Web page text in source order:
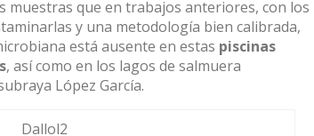
muestras que en trabajos anteriores, con los
y una metodología bien calibrada,
está ausente en estas piscinas
, así como en los lagos de salmuera
López García.